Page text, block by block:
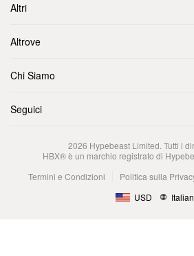
Altri
Altrove
Chi Siamo
Seguici
2026 Hypebeast Limited. Tutti i
HBX® è un marchio registrato di
Termini e Condizioni
Politica sulla
USD
Italian